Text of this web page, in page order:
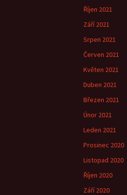
Říjen 2021
Září 2021
Srpen 2021
Červen 2021
Květen 2021
Duben 2021
Březen 2021
Únor 2021
Leden 2021
Prosinec 2020
Listopad 2020
Říjen 2020
Září 2020